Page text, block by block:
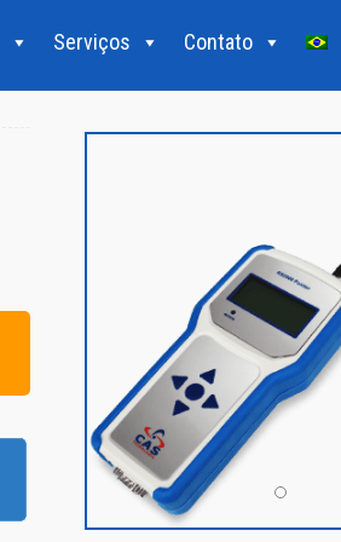
Serviços Contato